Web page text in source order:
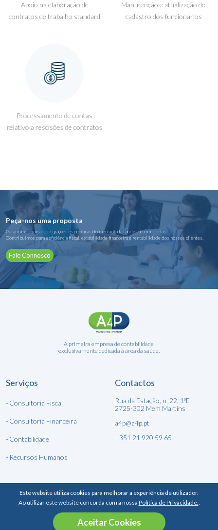
Apoio na elaboração de
contratos de trabalho standard
Manutenção e atualização do
cadastro dos funcionários
Processamento de contas
relativo a rescisões de contratos
Peça-nos uma proposta
Garantimos que as obrigações específicas do mercado da saúde são cumpridas.
Contribuímos para a eficiência fiscal, estabilidade financeira e rentabilidade dos nossos clientes.
Fale Connosco
A primeira empresa de contabilidade
exclusivamente dedicada à área da saúde.
Serviços
Consultoria Fiscal
Consultoria Financeira
Contabilidade
Recursos Humanos
Contactos
Rua da Estação, n. 22, 1ºE
2725-302 Mem Martins
a4p@a4p.pt
+351 21 920 59 65
Política de Privacidade
Todos os direitos Reservados
Este website utiliza cookies para melhorar a experiência de utilizador.
Ao utilizar este website concorda com a nossa Política de Privacidade..
Aceitar Cookies